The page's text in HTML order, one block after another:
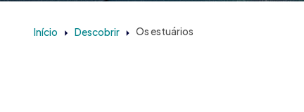
Início Descobrir Os estuários